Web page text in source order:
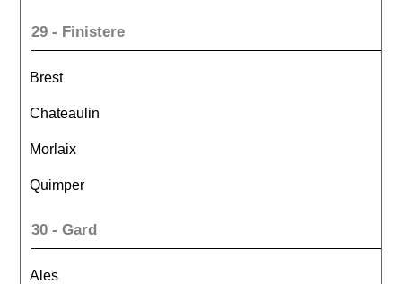
29 - Finistere
Brest
Chateaulin
Morlaix
Quimper
30 - Gard
Ales